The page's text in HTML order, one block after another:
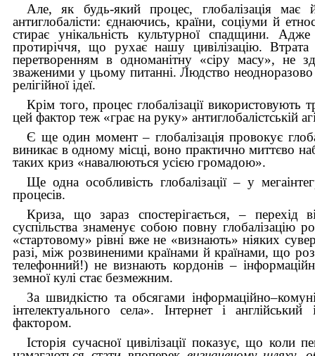
Але, як будь-який процес, глобалізація
антиглобалісти: єднаючись, країни, соціуми й
стирає унікальність культурної спадщини.
протиріччя, що рухає нашу цивілізацію. Втрата
перетворенням в одноманітну «сіру масу», не
зваженими у цьому питанні. Людство неодноразово
релігійної ідеї.
Крім того, процес глобалізації використовують
цей фактор теж «грає на руку» антиглобалістській
Є ще один момент – глобалізація провокує
виникає в одному місці, воно практично миттєво
таких криз «навалюються усією громадою».
Ще одна особливість глобалізації – у
процесів.
Криза, що зараз спостерігається, – перехід
суспільства знаменує собою повну глобалізацію
«стартовому» рівні вже не «визнають» ніяких
разі, між розвиненими країнами й країнами, що
телефонний!) не визнають кордонів –
земної кулі стає безмежним.
За швидкістю та обсягами
інтелектуального села». Інтернет і
фактором.
Історія сучасної цивілізації показує, що